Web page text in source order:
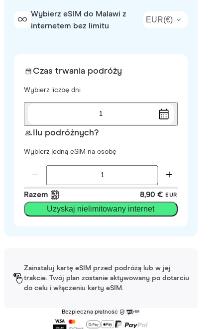
Wybierz eSIM do Malawi z
internetem bez limitu
EUR(€)
Czas trwania podróży
Wybierz liczbę dni
1
Ilu podróżnych?
Wybierz jedną eSIM na osobę
Razem 8,90 € EUR
Uzyskaj nielimitowany internet
Zainstaluj kartę eSIM przed podróżą lub w jej
trakcie. Twój plan zostanie aktywowany po dotarciu
do celu i włączeniu karty eSIM.
Bezpieczna płatność